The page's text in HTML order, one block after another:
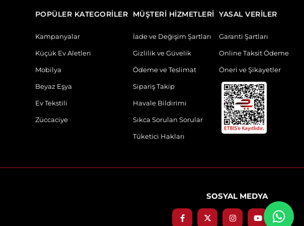
POPÜLER KATEGORİLER
Kampanyalar
Küçük Ev Aletleri
Mobilya
Beyaz Eşya
Ev Tekstili
Züccaciye
MÜŞTERİ HİZMETLERİ
İade ve Değişim Şartları
Gizlilik ve Güvelik
Ödeme ve Teslimat
Sipariş Takip
Havale Bildirimi
Sıkca Sorulan Sorular
Tüketici Hakları
YASAL VERİLER
Garanti Şartları
Online Taksit Ödeme
Öneri ve Şikayetler
SOSYAL MEDYA